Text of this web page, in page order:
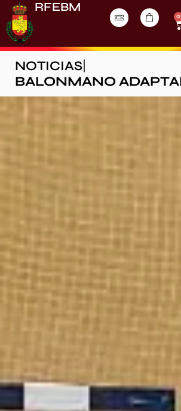
RFEBM
0
NOTICIAS
BALONMANO